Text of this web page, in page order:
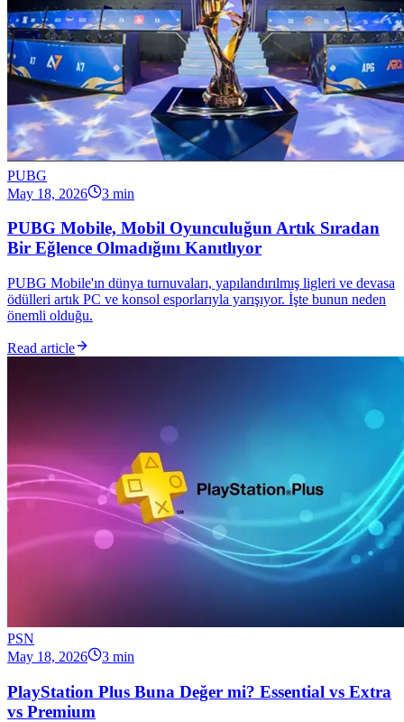
PUBG
May 18, 2026
3 min
PUBG Mobile, Mobil Oyunculuğun Artık Sıradan
Bir Eğlence Olmadığını Kanıtlıyor
PUBG Mobile'ın dünya turnuvaları, yapılandırılmış ligleri ve devasa
ödülleri artık PC ve konsol esporlarıyla yarışıyor. İşte bunun neden
önemli olduğu.
Read article
PSN
May 18, 2026
3 min
PlayStation Plus Buna Değer mi? Essential vs Extra
vs Premium